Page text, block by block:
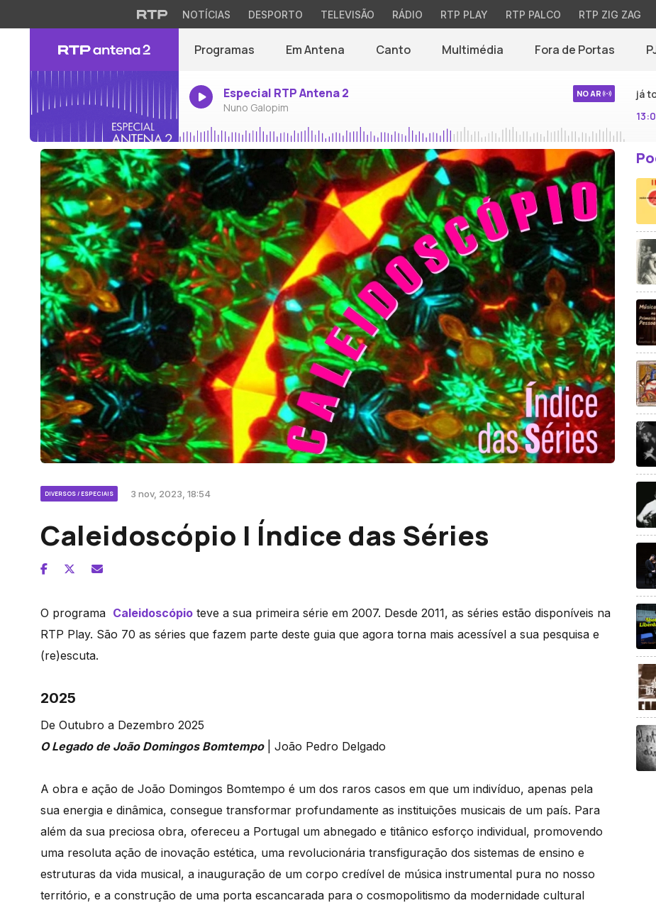
NOTÍCIAS DESPORTO TELEVISÃO RÁDIO RTP PLAY RTP PALCO RTP ZIG ZAG
Programas Em Antena Canto Multimédia Fora de Portas
Especial RTP Antena 2
Nuno Galopim
NO AR
já
DIVERSOS / ESPECIAIS 3 nov, 2023, 18:54
Caleidoscópio | Índice das Séries
O programa Caleidoscópio teve a sua primeira série em 2007. Desde 2011, as séries estão disponíveis na
RTP Play. São 70 as séries que fazem parte deste guia que agora torna mais acessível a sua pesquisa e
(re)escuta.
2025
De Outubro a Dezembro 2025
O Legado de João Domingos Bomtempo
| João Pedro Delgado
A obra e ação de João Domingos Bomtempo é um dos raros casos em que um indivíduo, apenas pela
sua energia e dinâmica, consegue transformar profundamente as instituições musicais de um país. Para
além da sua preciosa obra, ofereceu a Portugal um abnegado e titânico esforço individual, promovendo
uma resoluta ação de inovação estética, uma revolucionária transfiguração dos sistemas de ensino e
estruturas da vida musical, a inauguração de um corpo credível de música instrumental pura no nosso
território, e a construção de uma porta escancarada para o cosmopolitismo da modernidade cultural